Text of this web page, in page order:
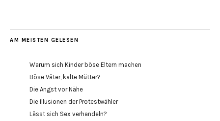
AM MEISTEN GELESEN
Warum sich Kinder böse Eltern machen
Böse Väter, kalte Mütter?
Die Angst vor Nähe
Die Illusionen der Protestwähler
Lässt sich Sex verhandeln?